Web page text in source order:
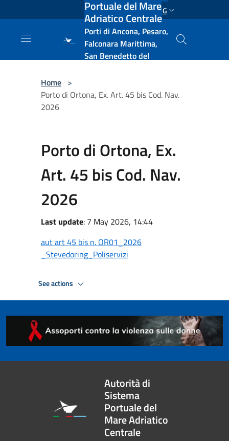
Salta al contenuto principale ENG
Portuale del Mare
Adriatico Centrale
Porti di Ancona, Pesaro,
Falconara Marittima,
San Benedetto del
Home >
Porto di Ortona, Ex. Art. 45 bis Cod. Nav.
2026
Porto di Ortona, Ex.
Art. 45 bis Cod. Nav.
2026
Last update: 7 May 2026, 14:44
aut art 45 bis n. OR01_2026
_Stevedoring_Poliservizi
See actions
Autorità di
Sistema
Portuale del
Mare Adriatico
Centrale